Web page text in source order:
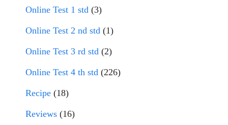
Online Test 1 std (3)
Online Test 2 nd std (1)
Online Test 3 rd std (2)
Online Test 4 th std (226)
Recipe (18)
Reviews (16)